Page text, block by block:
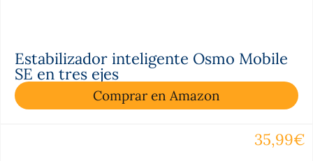
Estabilizador inteligente Osmo Mobile
SE en tres ejes
Comprar en Amazon
35,99€